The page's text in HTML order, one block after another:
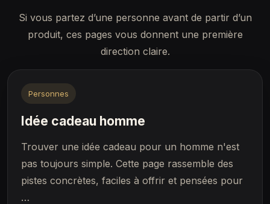
Si vous partez d’une personne avant de partir d’un
produit, ces pages vous donnent une première
direction claire.
Personnes
Idée cadeau homme
Trouver une idée cadeau pour un homme n'est
pas toujours simple. Cette page rassemble des
pistes concrètes, faciles à offrir et pensées pour
…